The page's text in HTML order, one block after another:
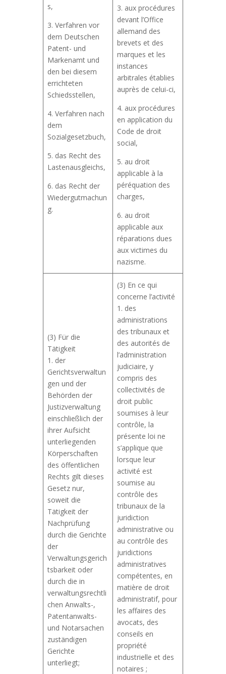
s,
3. Verfahren vor
dem Deutschen
Patent- und
Markenamt und
den bei diesem
errichteten
Schiedsstellen,
4. Verfahren nach
dem
Sozialgesetzbuch,
5. das Recht des
Lastenausgleichs,
6. das Recht der
Wiedergutmachun
g.
3. aux procédures
devant l’Office
allemand des
brevets et des
marques et les
instances
arbitrales établies
auprès de celui-ci,
4. aux procédures
en application du
Code de droit
social,
5. au droit
applicable à la
péréquation des
charges,
6. au droit
applicable aux
réparations dues
aux victimes du
nazisme.
(3) Für die
Tätigkeit
1. der
Gerichtsverwaltun
gen und der
Behörden der
Justizverwaltung
einschließlich der
ihrer Aufsicht
unterliegenden
Körperschaften
des öffentlichen
Rechts gilt dieses
Gesetz nur,
soweit die
Tätigkeit der
Nachprüfung
durch die Gerichte
der
Verwaltungsgerich
tsbarkeit oder
durch die in
verwaltungsrechtli
chen Anwalts-,
Patentanwalts-
und Notarsachen
zuständigen
Gerichte
unterliegt;
(3) En ce qui
concerne l’activité
1. des
administrations
des tribunaux et
des autorités de
l’administration
judiciaire, y
compris des
collectivités de
droit public
soumises à leur
contrôle, la
présente loi ne
s’applique que
lorsque leur
activité est
soumise au
contrôle des
tribunaux de la
juridiction
administrative ou
au contrôle des
juridictions
administratives
compétentes, en
matière de droit
administratif, pour
les affaires des
avocats, des
conseils en
propriété
industrielle et des
notaires ;